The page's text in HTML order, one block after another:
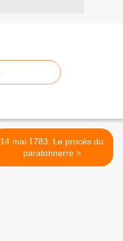
14 mai 1783: Le procès du
paratonnerre >